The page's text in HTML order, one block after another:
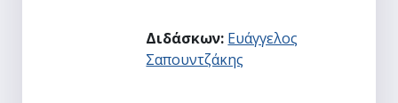
Διδάσκων: Ευάγγελος
Σαπουντζάκης